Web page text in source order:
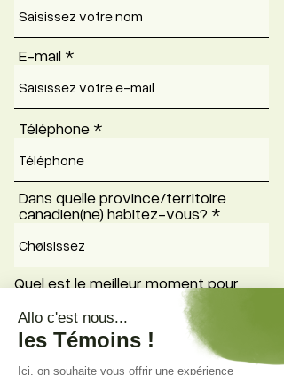
E-mail
Téléphone
Dans quelle province/territoire
canadien(ne) habitez-vous?
Quel est le meilleur moment pour
i
g
Avant-midi
Après-midi
En soirée
La fin de semaine